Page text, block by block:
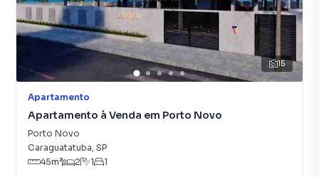
15
Apartamento
Apartamento à Venda em Porto Novo
Porto Novo
Caraguatatuba, SP
45m² 2 1 1